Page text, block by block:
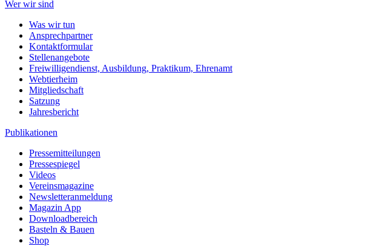
Wer wir sind
Was wir tun
Ansprechpartner
Kontaktformular
Stellenangebote
Freiwilligendienst, Ausbildung, Praktikum, Ehrenamt
Webtierheim
Mitgliedschaft
Satzung
Jahresbericht
Publikationen
Pressemitteilungen
Pressespiegel
Videos
Vereinsmagazine
Newsletteranmeldung
Magazin App
Downloadbereich
Basteln & Bauen
Shop